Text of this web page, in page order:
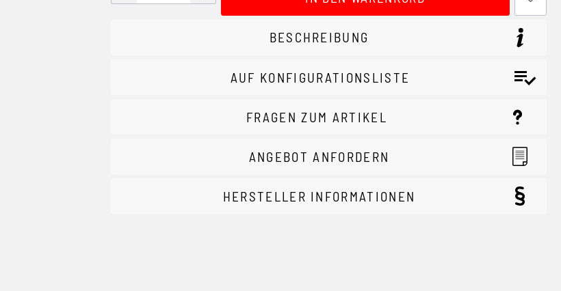
BESCHREIBUNG
AUF KONFIGURATIONSLISTE
FRAGEN ZUM ARTIKEL
ANGEBOT ANFORDERN
HERSTELLER INFORMATIONEN